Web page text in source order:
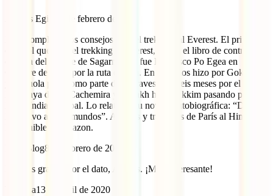
Andrés Egido
6 de febrero de 2021
Muy completos los consejos para el trekking al Everest. El primer
español que hizo el trekking al Everest, según el libro de control a la
entrada del parque de Sagarmatha, fue Francisco Po Egea en
Octubre de 1977 por la ruta clásica. En 1978 los hizo por Gokyo Ri
y el Chola pass como parte de su travesía de seis meses por el
Himalaya desde Cachemira y Ladakh hasta Sikkim pasando por el
N. de India y Nepal. Lo relata en su novela autobiográfica: “De
Ejecutivo a Trotamundos”. Amores y tragedias de París al Himalaya.
Disponible en amazon.
IATI Blog8 de febrero de 2021
Muchas gracias por el dato, Andrés. ¡Muy interesante!
Vanessa13 de abril de 2020